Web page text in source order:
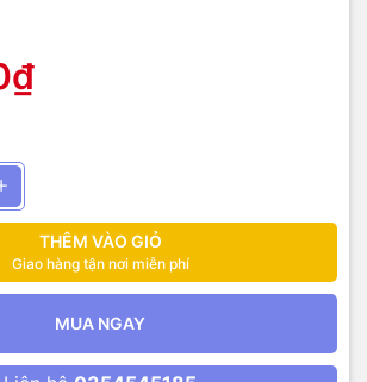
THÊM VÀO GIỎ
Giao hàng tận nơi miễn phí
MUA NGAY